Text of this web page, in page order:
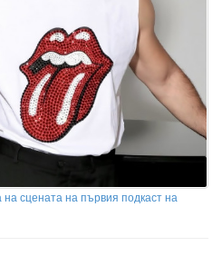
сцената на първия подкаст на